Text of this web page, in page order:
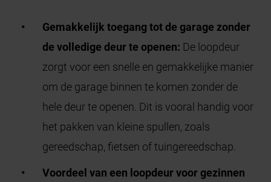
Gemakkelijk toegang tot de garage zonder
de volledige deur te openen: De loopdeur
zorgt voor een snelle en gemakkelijke manier
om de garage binnen te komen zonder de
hele deur te openen. Dit is vooral handig voor
het pakken van kleine spullen, zoals
gereedschap, fietsen of tuingereedschap.
Voordeel van een loopdeur voor gezinnen